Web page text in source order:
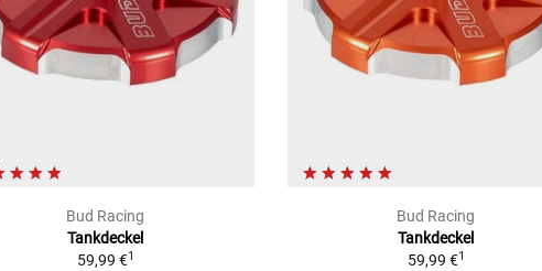
Bud Racing
Tankdeckel
59,99 €1
Bud Racing
Tankdeckel
59,99 €1